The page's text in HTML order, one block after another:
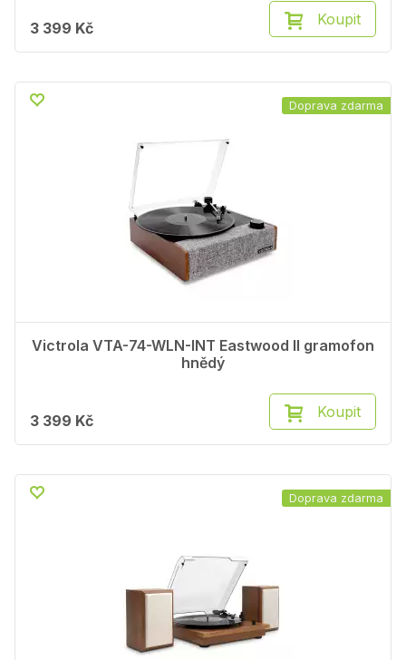
3 399 Kč Koupit
Victrola VTA-74-WLN-INT Eastwood II gramofon
hnědý
3 399 Kč Koupit
Doprava zdarma
Doprava zdarma